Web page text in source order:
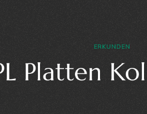
ERKUNDEN
Platten